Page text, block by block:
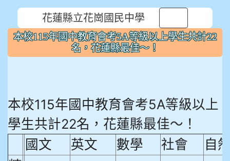
花蓮縣立花崗國民中學
本校115年國中教育會考5A等級以上學生共計22
名，花蓮縣最佳～！
本校115年國中教育會考5A等級以上
學生共計22名，花蓮縣最佳～！
國文
英文 數學 社會
自